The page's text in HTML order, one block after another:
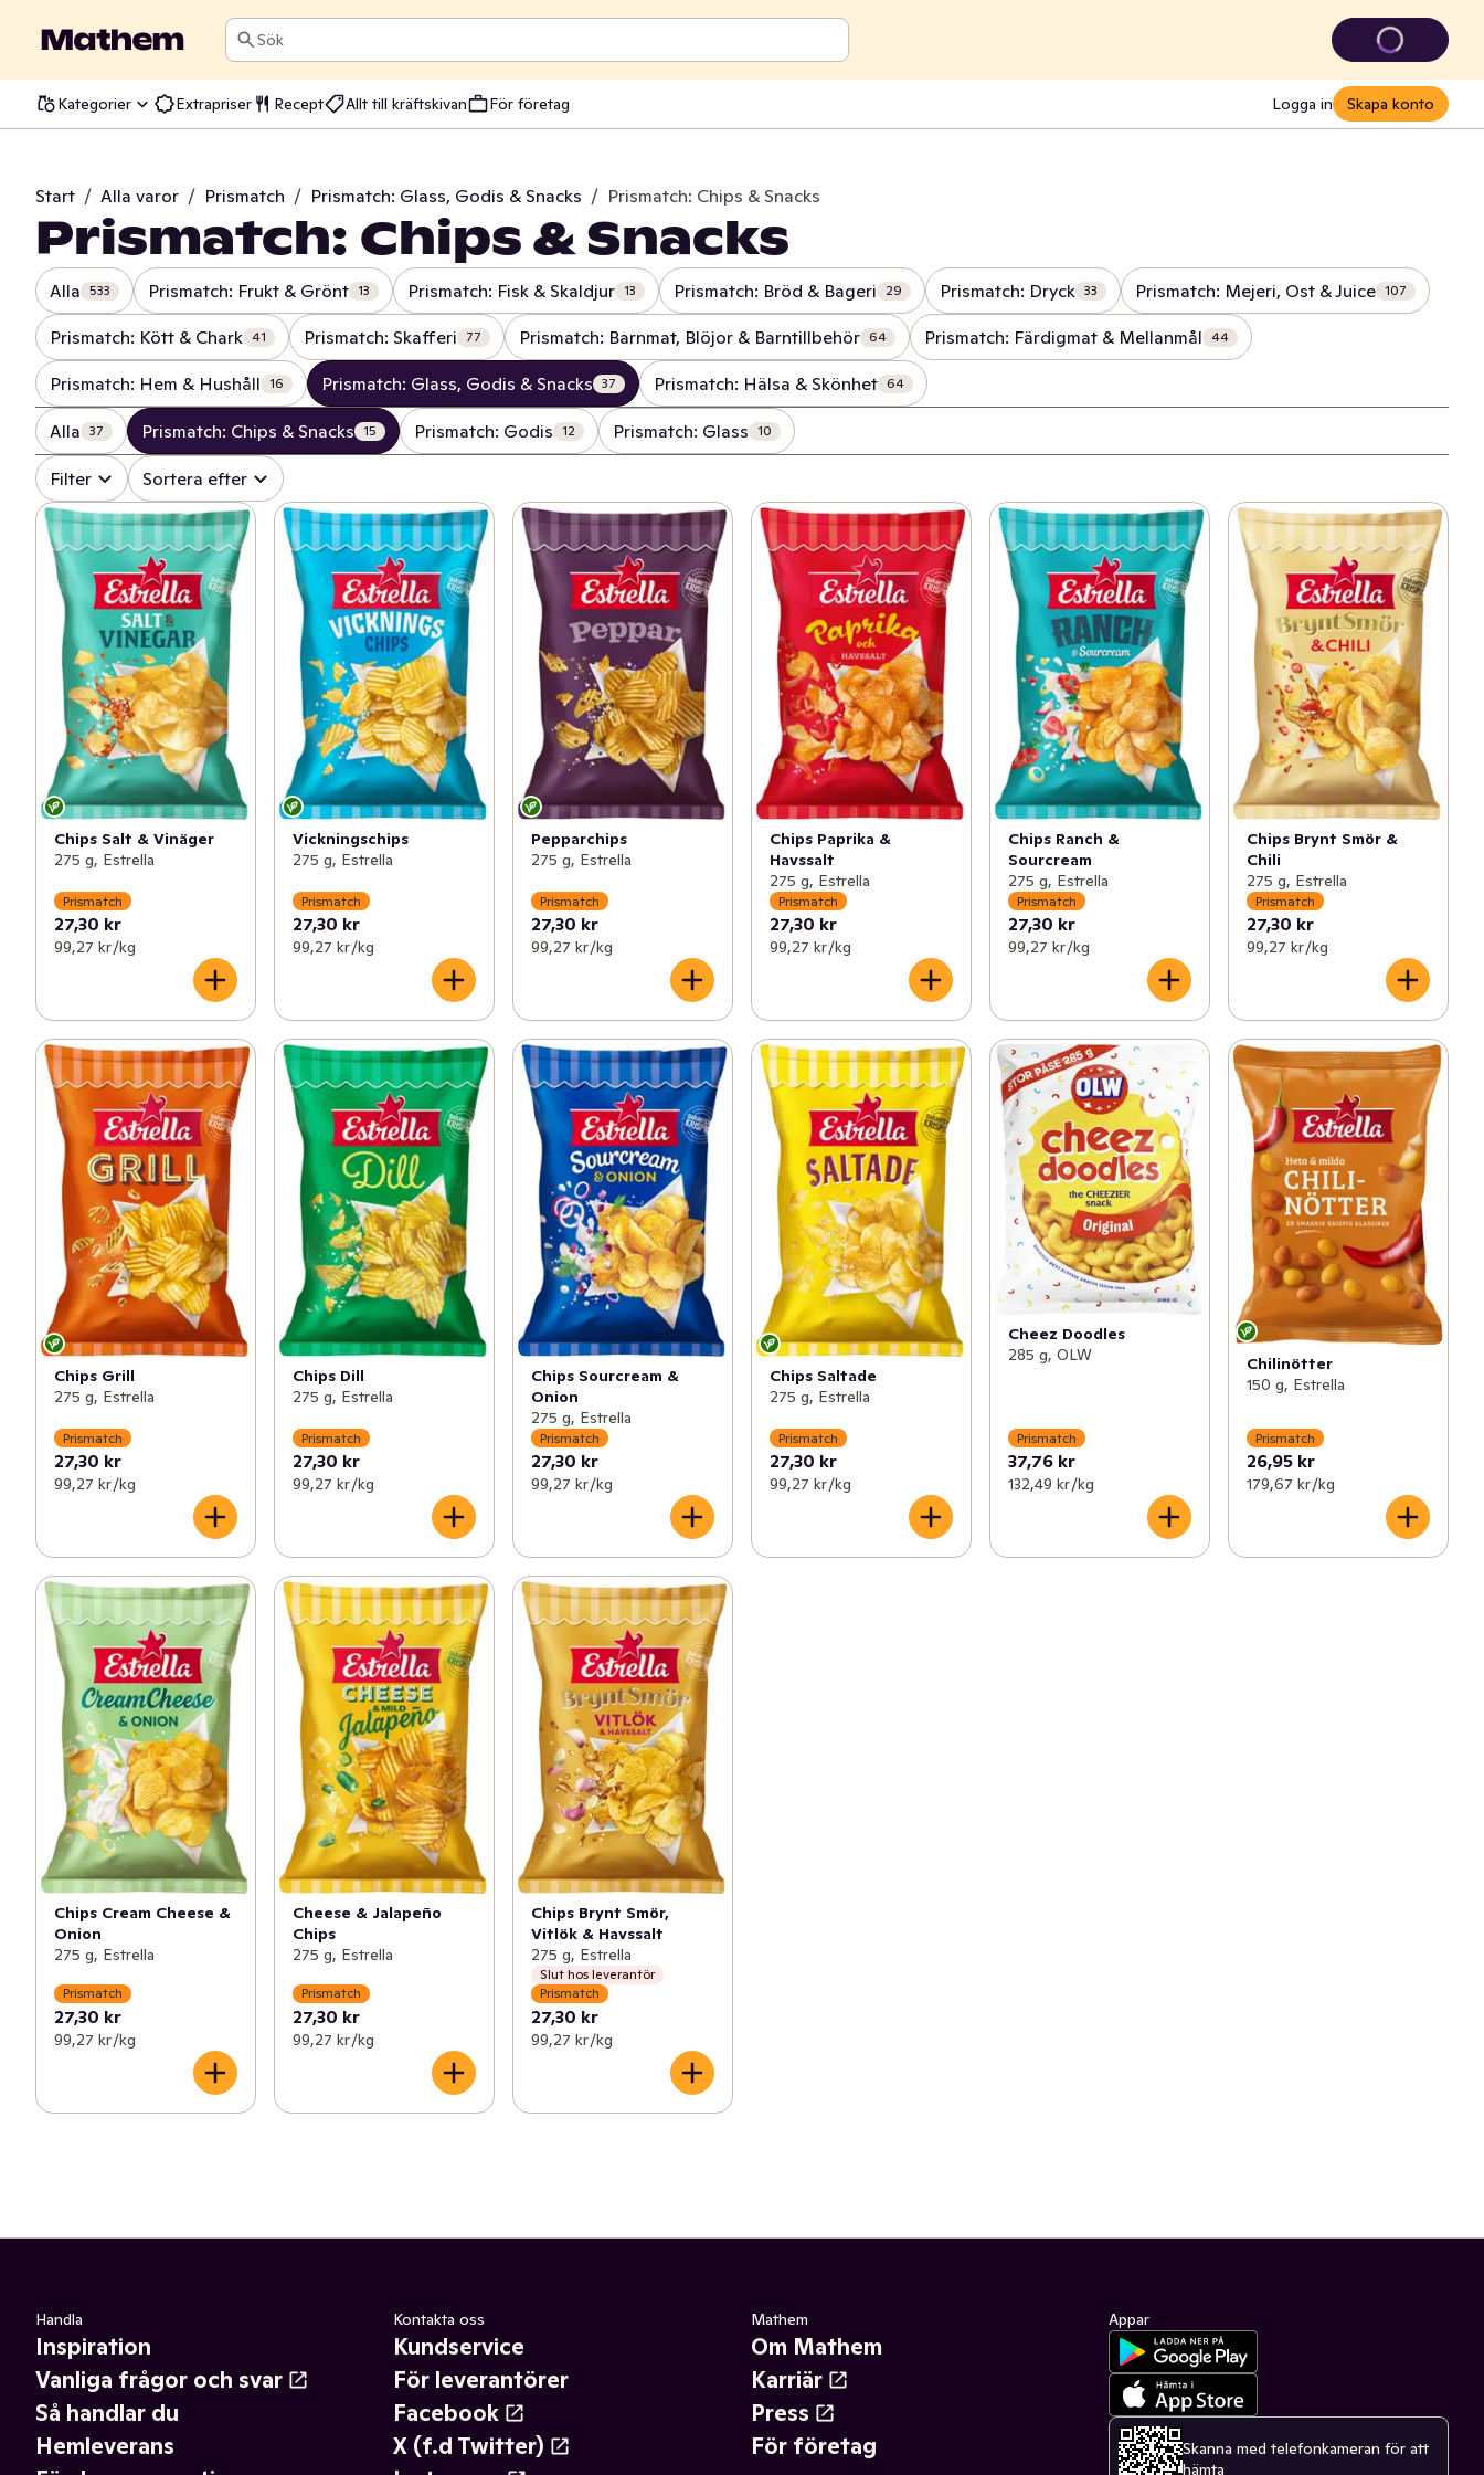
Sök
Kategorier Extrapriser Recept Allt till kräftskivan För företag Logga in Skapa konto
Start / Alla varor / Prismatch / Prismatch: Glass, Godis & Snacks / Prismatch: Chips & Snacks
Prismatch: Chips & Snacks
Alla 533 Prismatch: Frukt & Grönt 13 Prismatch: Fisk & Skaldjur 13 Prismatch: Bröd & Bageri 29 Prismatch: Dryck 33 Prismatch: Mejeri, Ost & Juice 107
Prismatch: Kött & Chark 41 Prismatch: Skafferi 77 Prismatch: Barnmat, Blöjor & Barntillbehör 64 Prismatch: Färdigmat & Mellanmål 44
Prismatch: Hem & Hushåll 16 Prismatch: Glass, Godis & Snacks 37 Prismatch: Hälsa & Skönhet 64
Alla 37 Prismatch: Chips & Snacks 15 Prismatch: Godis 12 Prismatch: Glass 10
Filter Sortera efter
Chips Salt & Vinäger
275 g, Estrella
Prismatch
27,30 kr
99,27 kr /kg
Vickningschips
275 g, Estrella
Prismatch
27,30 kr
99,27 kr /kg
Pepparchips
275 g, Estrella
Prismatch
27,30 kr
99,27 kr /kg
Chips Paprika &
Havssalt
275 g, Estrella
Prismatch
27,30 kr
99,27 kr /kg
Chips Ranch &
Sourcream
275 g, Estrella
Prismatch
27,30 kr
99,27 kr /kg
Chips Brynt Smör &
Chili
275 g, Estrella
Prismatch
27,30 kr
99,27 kr /kg
Chips Grill
275 g, Estrella
Prismatch
27,30 kr
99,27 kr /kg
Chips Dill
275 g, Estrella
Prismatch
27,30 kr
99,27 kr /kg
Chips Sourcream &
Onion
275 g, Estrella
Prismatch
27,30 kr
99,27 kr /kg
Chips Saltade
275 g, Estrella
Prismatch
27,30 kr
99,27 kr /kg
Cheez Doodles
285 g, OLW
Prismatch
37,76 kr
132,49 kr /kg
Chilinötter
150 g, Estrella
Prismatch
26,95 kr
179,67 kr /kg
Chips Cream Cheese &
Onion
275 g, Estrella
Prismatch
27,30 kr
99,27 kr /kg
Cheese & Jalapeño
Chips
275 g, Estrella
Prismatch
27,30 kr
99,27 kr /kg
Chips Brynt Smör,
Vitlök & Havssalt
275 g, Estrella
Slut hos leverantör
Prismatch
27,30 kr
99,27 kr /kg
Handla
Inspiration
Vanliga frågor och svar
Så handlar du
Hemleverans
Kontakta oss
Kundservice
För leverantörer
Facebook
X (f.d Twitter)
Mathem
Om Mathem
Karriär
Press
För företag
Appar
Skanna med telefonkameran för att
hämta